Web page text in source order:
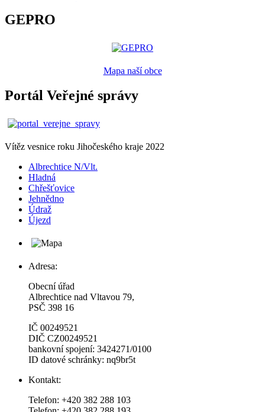
GEPRO
Mapa naší obce
Portál Veřejné správy
Vítěz vesnice roku Jihočeského kraje 2022
Albrechtice N/Vlt.
Hladná
Chřešťovice
Jehnědno
Údraž
Újezd
Adresa:
Obecní úřad
Albrechtice nad Vltavou 79,
PSČ 398 16
IČ 00249521
DIČ CZ00249521
bankovní spojení: 3424271/0100
ID datové schránky: nq9br5t
Kontakt:
Telefon: +420 382 288 103